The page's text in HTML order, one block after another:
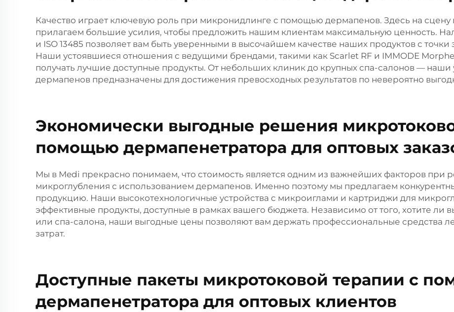
Качество играет ключевую роль при микронидлинге с помощью дермапенов. Здесь на
прилагаем большие усилия, чтобы предложить нашим клиентам максимальную ценность.
и ISO 13485 позволяет вам быть уверенными в высочайшем качестве наших продуктов с
Наши устоявшиеся отношения с ведущими брендами, такими как Scarlet RF и IMMODE
получать лучшие доступные продукты. От небольших клиник до крупных спа-салонов —
дермапенов предназначены для достижения превосходных результатов по невероятно
Экономически выгодные решения
помощью дермапенетратора для оптовых
Мы в Medi прекрасно понимаем, что стоимость является одним из важнейших факторов
микроглубления с использованием дермапенов. Именно поэтому мы предлагаем
продукцию. Наши высокотехнологичные устройства с микроиглами и картриджи для
эффективные продукты, доступные в рамках вашего бюджета. Независимо от того, хотите ли
или спа-салона, наши выгодные цены позволяют вам держать профессиональные средства
затрат.
Доступные пакеты микротоковой терапии с
дермапенетратора для оптовых клиентов